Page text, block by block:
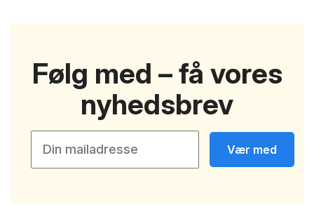
Følg med – få vores
nyhedsbrev
Vær med